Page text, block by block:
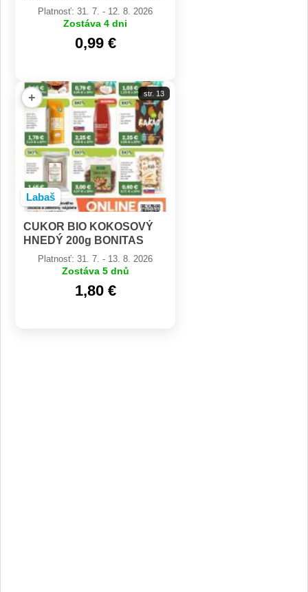
Platnosť: 31. 7. - 12. 8. 2026
Zostáva 4 dni
0,99 €
+
Labaš
str. 13
CUKOR BIO KOKOSOVÝ
HNEDÝ 200g BONITAS
Platnosť: 31. 7. - 13. 8. 2026
Zostáva 5 dnů
1,80 €